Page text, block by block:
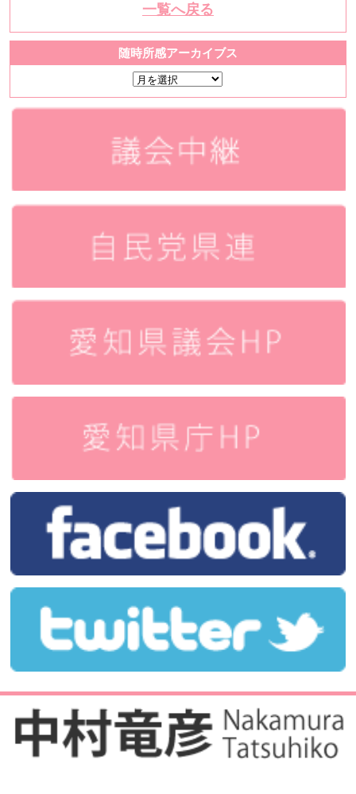
一覧へ戻る
随時所感アーカイブス